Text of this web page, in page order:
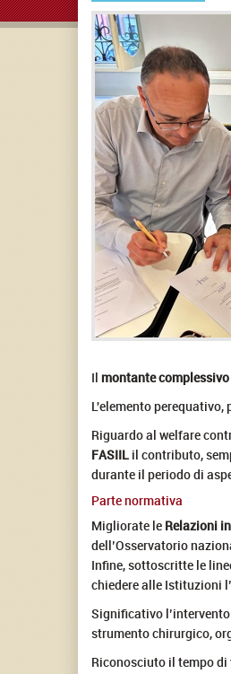
Il montante complessivo
L'elemento
Riguardo al welfare
FASIIL il contributo,
durante il periodo di
Parte normativa
Migliorate le Relazioni
dell’Osservatorio
Infine, sottoscritte le
chiedere alle Istituzioni
Significativo
strumento chirurgico,
Riconosciuto il tempo